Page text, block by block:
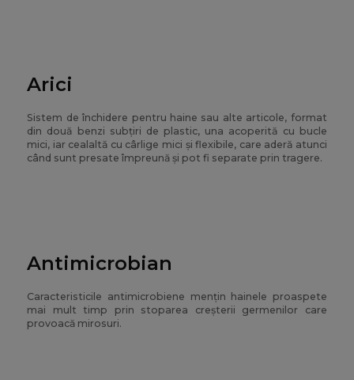
Arici
Sistem de închidere pentru haine sau alte articole, format
din două benzi subțiri de plastic, una acoperită cu bucle
mici, iar cealaltă cu cârlige mici și flexibile, care aderă atunci
când sunt presate împreună și pot fi separate prin tragere.
Antimicrobian
Caracteristicile antimicrobiene mențin hainele proaspete
mai mult timp prin stoparea creșterii germenilor care
provoacă mirosuri.